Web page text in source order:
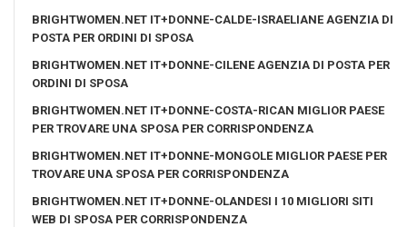
BRIGHTWOMEN.NET IT+DONNE-CALDE-ISRAELIANE AGENZIA DI
POSTA PER ORDINI DI SPOSA
BRIGHTWOMEN.NET IT+DONNE-CILENE AGENZIA DI POSTA PER
ORDINI DI SPOSA
BRIGHTWOMEN.NET IT+DONNE-COSTA-RICAN MIGLIOR PAESE
PER TROVARE UNA SPOSA PER CORRISPONDENZA
BRIGHTWOMEN.NET IT+DONNE-MONGOLE MIGLIOR PAESE PER
TROVARE UNA SPOSA PER CORRISPONDENZA
BRIGHTWOMEN.NET IT+DONNE-OLANDESI I 10 MIGLIORI SITI
WEB DI SPOSA PER CORRISPONDENZA